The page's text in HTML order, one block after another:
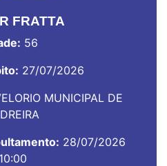
FRATTA
56
27/07/2026
MUNICIPAL DE
28/07/2026
10:00